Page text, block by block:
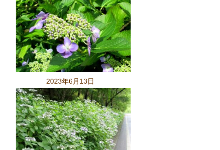
2023年6月13日